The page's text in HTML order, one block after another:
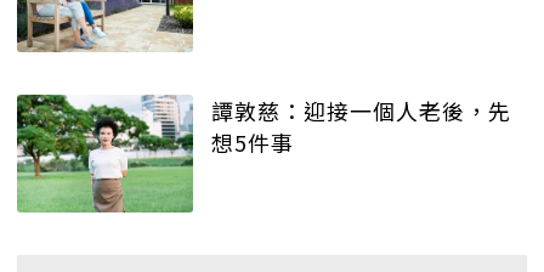
譚敦慈：迎接一個人老後，先
想5件事